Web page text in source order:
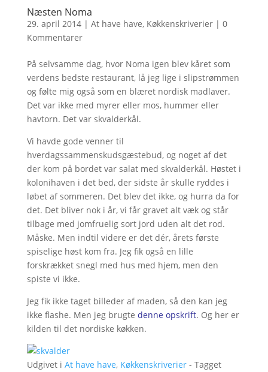
Næsten Noma
29. april 2014| At have have, Køkkenskriverier| 0
Kommentarer
På selvsamme dag, hvor Noma igen blev kåret som
verdens bedste restaurant, lå jeg lige i slipstrømmen
og følte mig også som en blæret nordisk madlaver.
Det var ikke med myrer eller mos, hummer eller
havtorn. Det var skvalderkål.
Vi havde gode venner til
hverdagssammenskudsgæstebud, og noget af det
der kom på bordet var salat med skvalderkål. Høstet i
kolonihaven i det bed, der sidste år skulle ryddes i
løbet af sommeren. Det blev det ikke, og hurra da for
det. Det bliver nok i år, vi får gravet alt væk og står
tilbage med jomfruelig sort jord uden alt det rod.
Måske. Men indtil videre er det dér, årets første
spiselige høst kom fra. Jeg fik også en lille
forskrækket snegl med hus med hjem, men den
spiste vi ikke.
Jeg fik ikke taget billeder af maden, så den kan jeg
ikke flashe. Men jeg brugte denne opskrift. Og her er
kilden til det nordiske køkken.
Udgivet i At have have, Køkkenskriverier- Tagget